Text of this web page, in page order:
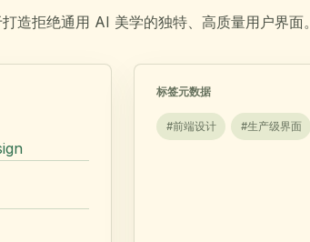
造拒绝通用 AI 美学的独特、高质量用户界面。
标签元数据
#前端设计 #生产级界面